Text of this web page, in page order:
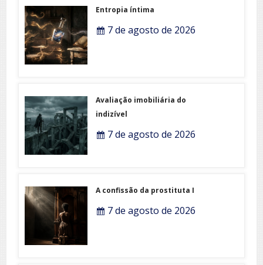
Entropia íntima
7 de agosto de 2026
Avaliação imobiliária do
indizível
7 de agosto de 2026
A confissão da prostituta I
7 de agosto de 2026